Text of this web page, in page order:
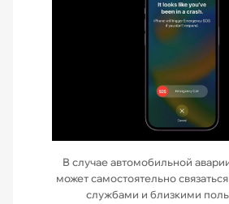
В случае автомобильной
может самостоятельно
службами и близкими